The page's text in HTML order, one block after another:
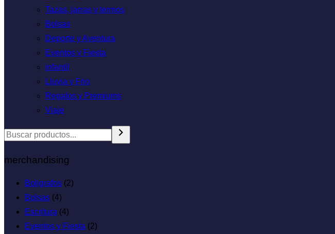
Tazas, jarras y termos
Bolsas
Deporte y Aventura
Eventos y Fiesta
infantil
Lluvia y Frio
Regalos y Premiums
Viaje
merchandising
Boligrafos (2)
Bolsas (4)
Escritura (4)
Eventos y Fiesta (2)